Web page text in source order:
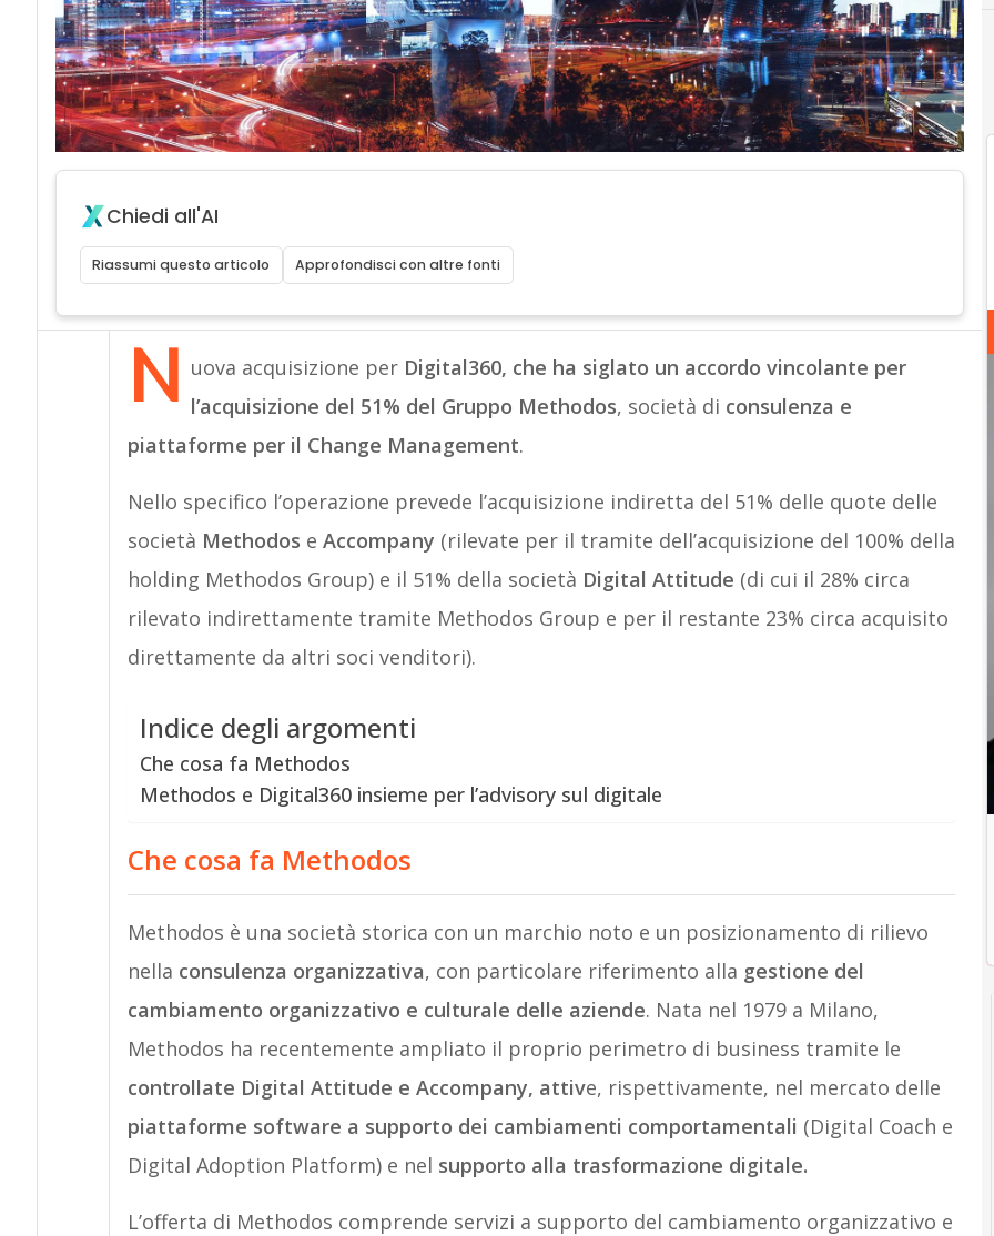
Chiedi all'AI
Riassumi questo articolo Approfondisci con altre fonti
N uova acquisizione per Digital360, che ha siglato un accordo vincolante per
l’acquisizione del 51% del Gruppo Methodos, società di consulenza e
piattaforme per il Change Management.
Nello specifico l’operazione prevede l’acquisizione indiretta del 51% delle quote delle
società Methodos e Accompany (rilevate per il tramite dell’acquisizione del 100% della
holding Methodos Group) e il 51% della società Digital Attitude (di cui il 28% circa
rilevato indirettamente tramite Methodos Group e per il restante 23% circa acquisito
direttamente da altri soci venditori).
Indice degli argomenti
Che cosa fa Methodos
Methodos e Digital360 insieme per l’advisory sul digitale
Che cosa fa Methodos
Methodos è una società storica con un marchio noto e un posizionamento di rilievo
nella consulenza organizzativa, con particolare riferimento alla gestione del
cambiamento organizzativo e culturale delle aziende. Nata nel 1979 a Milano,
Methodos ha recentemente ampliato il proprio perimetro di business tramite le
controllate Digital Attitude e Accompany, attive, rispettivamente, nel mercato delle
piattaforme software a supporto dei cambiamenti comportamentali (Digital Coach e
Digital Adoption Platform) e nel supporto alla trasformazione digitale.
L’offerta di Methodos comprende servizi a supporto del cambiamento organizzativo e